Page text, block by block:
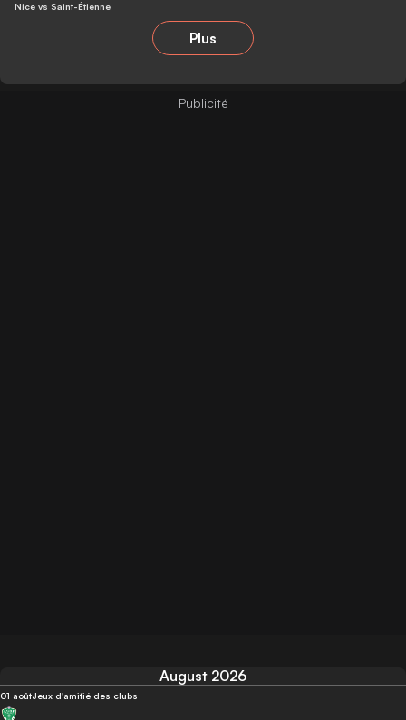
Nice vs Saint-Étienne
Plus
August 2026
01 aoûtJeux d'amitié des clubs